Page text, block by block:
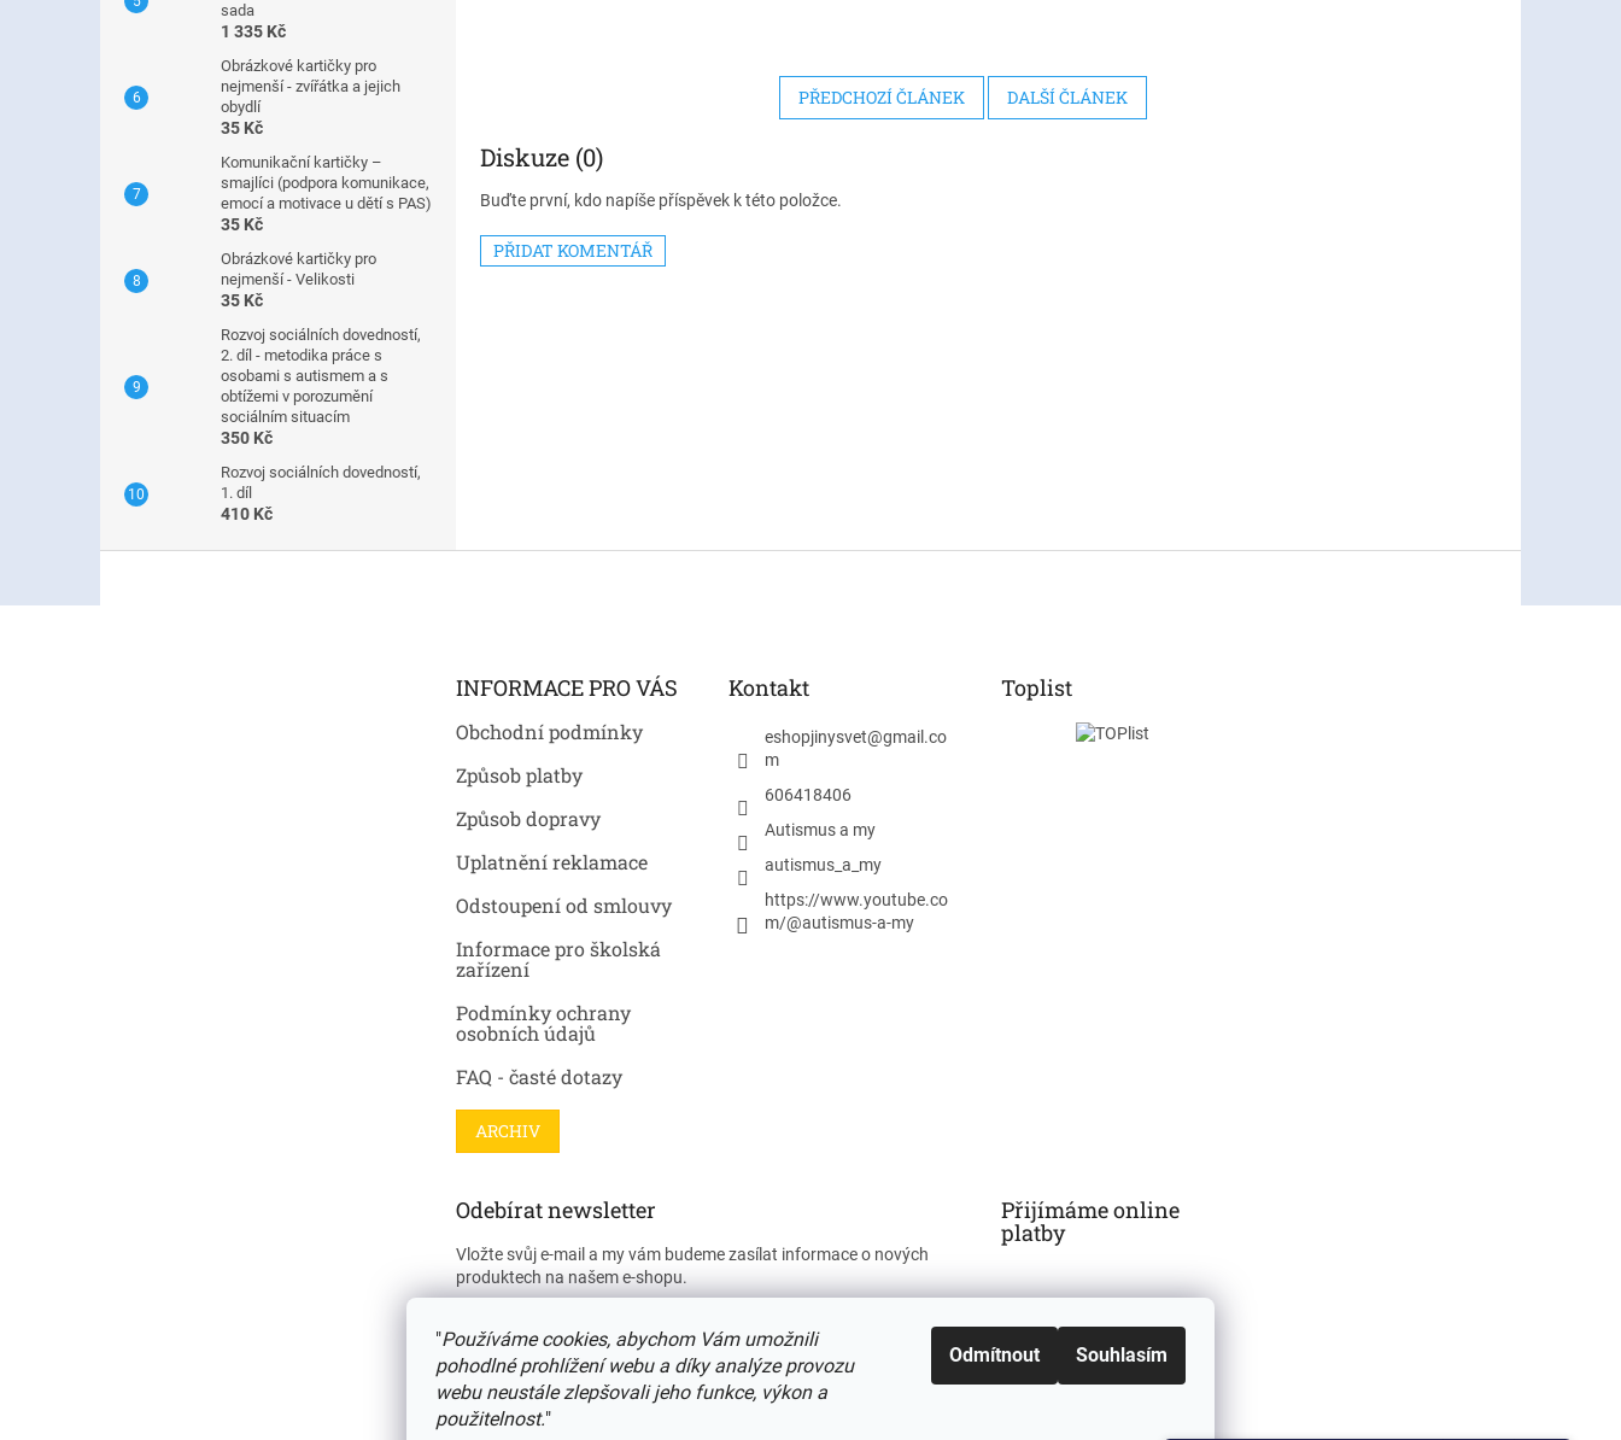
"Používáme cookies, abychom Vám umožnili
pohodlné prohlížení webu a díky analýze provozu
webu neustále zlepšovali jeho funkce, výkon a
použitelnost."
Odmítnout Souhlasím
sada
1 335 Kč
Obrázkové kartičky pro
nejmenší - zvířátka a jejich
obydlí
35 Kč
Komunikační kartičky –
smajlíci (podpora komunikace,
emocí a motivace u dětí s PAS)
35 Kč
Obrázkové kartičky pro
nejmenší - Velikosti
35 Kč
Rozvoj sociálních dovedností,
2. díl - metodika práce s
osobami s autismem a s
obtížemi v porozumění
sociálním situacím
350 Kč
Rozvoj sociálních dovedností,
1. díl
410 Kč
PŘEDCHOZÍ ČLÁNEK DALŠÍ ČLÁNEK
Diskuze (0)
Buďte první, kdo napíše příspěvek k této položce.
PŘIDAT KOMENTÁŘ
p
INFORMACE PRO VÁS
Obchodní podmínky
Způsob platby
Způsob dopravy
Uplatnění reklamace
Odstoupení od smlouvy
Informace pro školská
zařízení
Podmínky ochrany
osobních údajů
FAQ - časté dotazy
ARCHIV
Kontakt
eshopjinysvet@gmail.co
m
606418406
Autismus a my
autismus_a_my
https://www.youtube.co
m/@autismus-a-my
Toplist
Odebírat newsletter
Vložte svůj e-mail a my vám budeme zasílat informace o nových
produktech na našem e-shopu.
E-mail
PŘIHLÁSIT SE
Přijímáme online
platby